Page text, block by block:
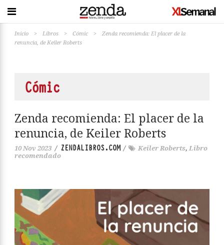
Inicio > Libros > Cómic >
Zenda recomienda: El placer de la
renuncia, de Keiler Roberts
Cómic
Zenda recomienda: El placer de la
renuncia, de Keiler Roberts
10 Nov 2023 / ZENDALIBROS.COM/ Keiler Roberts, Libro
recomendado